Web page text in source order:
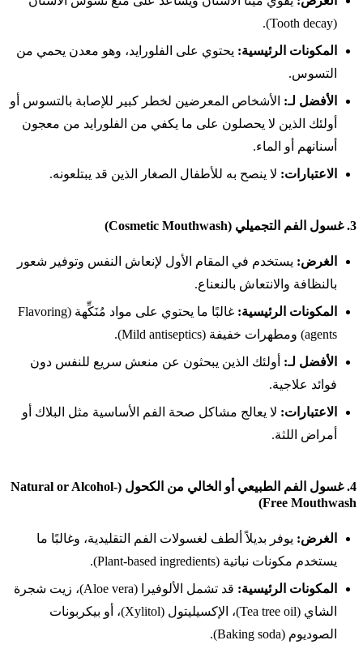
(Tooth decay).
المكونات الرئيسية: يحتوي على الفلورايد، وهو معدن يحمي من
التسوس.
الأفضل لـ: الأشخاص المعرضين لخطر كبير للإصابة بالتسوس أو
أولئك الذين لا يحصلون على ما يكفي من الفلورايد من معجون
أسنانهم أو الماء.
الاعتبارات: لا ينصح به للأطفال الصغار الذين قد يبتلعونه.
3. غسول الفم التجميلي (Cosmetic Mouthwash)
الغرض: يستخدم في المقام الأول لإنعاش النفس وتوفير شعور
بالنظافة والانتعاش بالنعناع.
المكونات الرئيسية:
غالبًا ما يحتوي على مواد مُنَكِّهة (Flavoring
agents) ومطهرات خفيفة (Mild antiseptics).
الأفضل لـ: أولئك الذين يبحثون عن منعش سريع للنفس دون
فوائد علاجية.
الاعتبارات: لا يعالج مشاكل صحة الفم الأساسية مثل البلاك أو
أمراض اللثة.
4.
غسول الفم الطبيعي أو الخالي من الكحول (Natural or Alcohol-
Free Mouthwash)
الغرض: يوفر بديلاً ألطف لغسولات الفم التقليدية، وغالبًا ما
يستخدم مكونات نباتية (Plant-based ingredients).
المكونات الرئيسية:
قد تشمل الألوفيرا (Aloe vera)، زيت شجرة
الشاي (Tea tree oil)، الإكسيليتول (Xylitol)، أو بيكربونات
الصوديوم (Baking soda).